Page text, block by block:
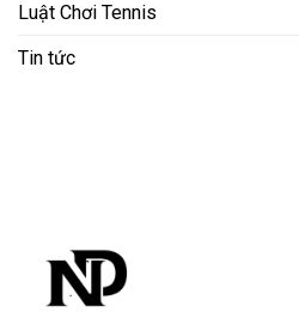
Luật Chơi Tennis
Tin tức